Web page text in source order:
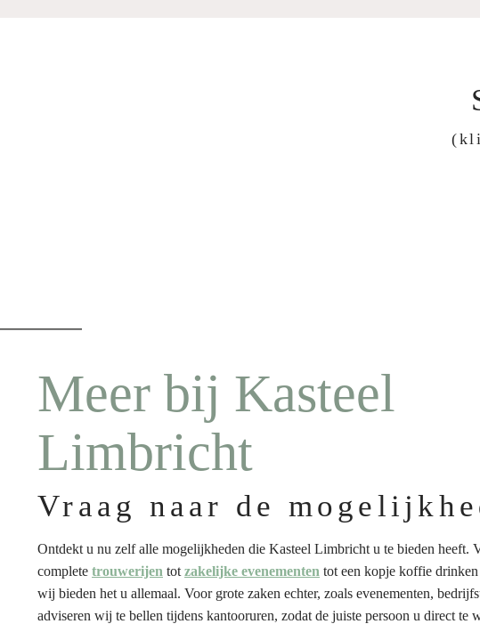
Meer bij Kasteel
Limbricht
Vraag naar de
Ontdekt u nu zelf alle mogelijkheden die Kasteel Limbricht u te bieden heeft.
complete trouwerijen tot zakelijke evenementen tot een kopje koffie
wij bieden het u allemaal. Voor grote zaken echter, zoals evenementen,
adviseren wij te bellen tijdens kantooruren, zodat de juiste persoon u direct te